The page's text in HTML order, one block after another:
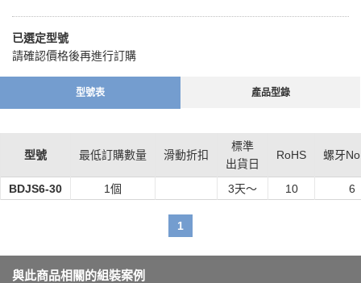
已選定型號
請確認價格後再進行訂購
型號表 產品型錄
型號 最低訂購數量 滑動折扣
標準
出貨日
RoHS 螺牙
BDJS6-30 1個 3天～ 10 6
1
與此商品相關的組裝案例